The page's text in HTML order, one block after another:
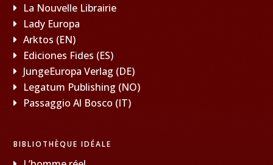
La Nouvelle Librairie
Lady Europa
Arktos (EN)
Ediciones Fides (ES)
JungeEuropa Verlag (DE)
Legatum Publishing (NO)
Passaggio Al Bosco (IT)
BIBLIOTHÈQUE IDÉALE